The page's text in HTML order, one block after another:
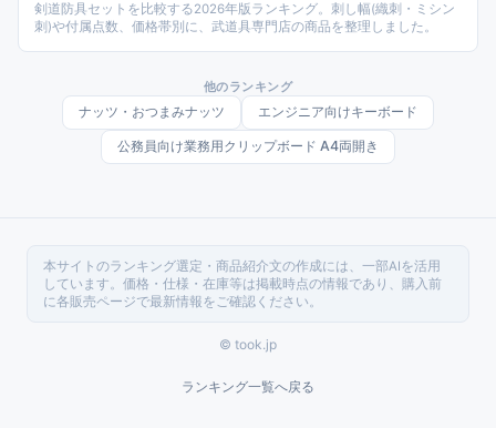
剣道防具セットを比較する2026年版ランキング。刺し幅(織刺・ミシン
刺)や付属点数、価格帯別に、武道具専門店の商品を整理しました。
他のランキング
ナッツ・おつまみナッツ エンジニア向けキーボード
公務員向け業務用クリップボード A4両開き
本サイトのランキング選定・商品紹介文の作成には、一部AIを活用
しています。価格・仕様・在庫等は掲載時点の情報であり、購入前
に各販売ページで最新情報をご確認ください。
© took.jp
ランキング一覧へ戻る